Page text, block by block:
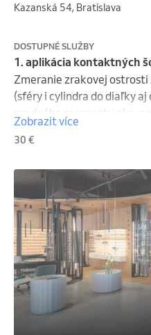
Kazanská 54, Bratislava
DOSTUPNÉ SLUŽBY
1. aplikácia kontaktných
Zmeranie zrakovej
(sféry i cylindra do diaľky
predného segmentu oka,
šošoviek s nácvikom,
cene.
Zobrazit více
30 €